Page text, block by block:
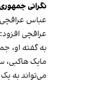
نگرانی
عباس عراقچی، وزیر امور خارجه جمهوری
عراقچی افزود:
به گفته او،
مایک هاکبی، سفیر آمریکا در اسرائیل، ۲۸ آذر
می‌تواند به